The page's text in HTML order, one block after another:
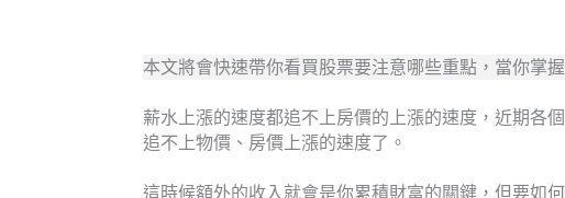
本文將會快速帶你看買股票要注意哪些重點，當你掌
薪水上漲的速度都追不上房價的上漲的速度，近期各
追不上物價、房價上漲的速度了。
這時候額外的收入就會是你累積財富的關鍵，但要如